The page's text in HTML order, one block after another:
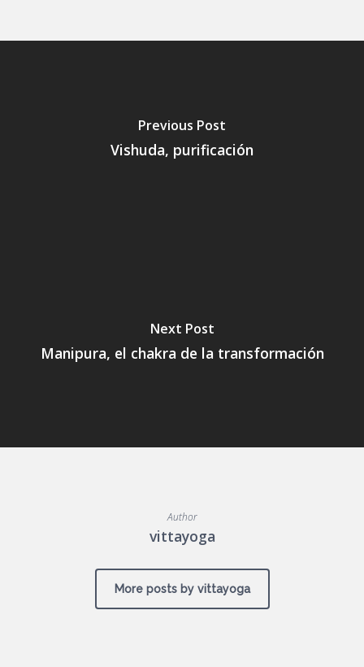
Previous Post
Vishuda, purificación
Next Post
Manipura, el chakra de la transformación
Author
vittayoga
More posts by vittayoga